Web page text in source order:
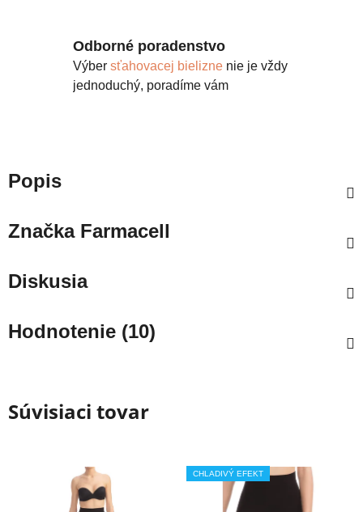
Odborné poradenstvo
Výber sťahovacej bielizne nie je vždy
jednoduchý, poradíme vám
Popis
ZnačkaFarmacell
Diskusia
Hodnotenie (10)
Súvisiaci tovar
CHLADIVÝ EFEKT